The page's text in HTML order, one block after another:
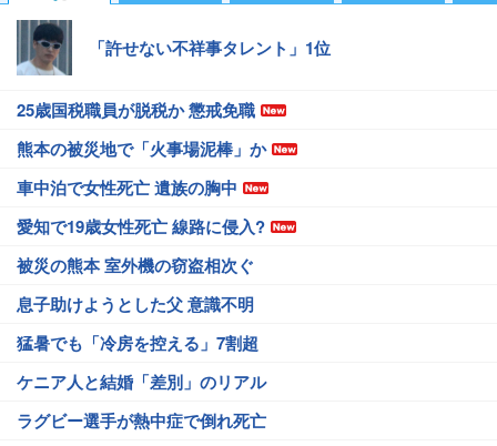
「許せない不祥事タレント」1位
25歳国税職員が脱税か 懲戒免職
熊本の被災地で「火事場泥棒」か
車中泊で女性死亡 遺族の胸中
愛知で19歳女性死亡 線路に侵入?
被災の熊本 室外機の窃盗相次ぐ
息子助けようとした父 意識不明
猛暑でも「冷房を控える」7割超
ケニア人と結婚「差別」のリアル
ラグビー選手が熱中症で倒れ死亡